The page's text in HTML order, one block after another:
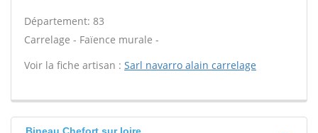
Département: 83
Carrelage - Faïence murale -
Voir la fiche artisan : Sarl navarro alain carrelage